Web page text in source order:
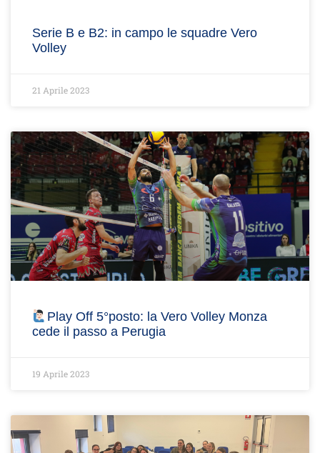
Serie B e B2: in campo le squadre Vero
Volley
21 Aprile 2023
Play Off 5°posto: la Vero Volley Monza
cede il passo a Perugia
19 Aprile 2023